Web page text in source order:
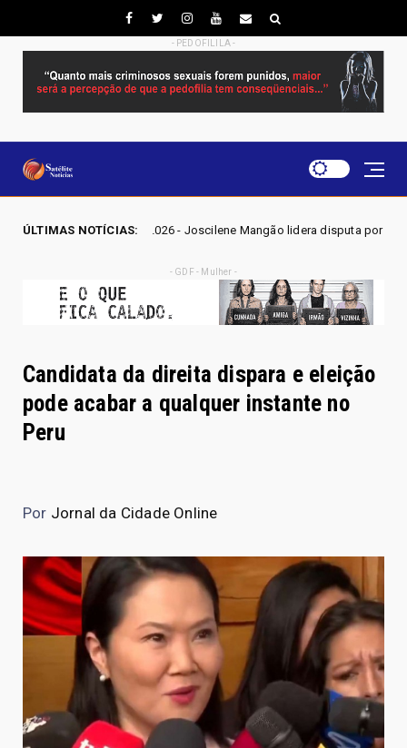
- PEDOFILILA -
ÚLTIMAS NOTÍCIAS:
GO 2026 - Joscilene Mangão lidera disputa por vaga na Alego em Novo
- GDF - Mulher -
Candidata da direita dispara e eleição
pode acabar a qualquer instante no
Peru
Por Jornal da Cidade Online